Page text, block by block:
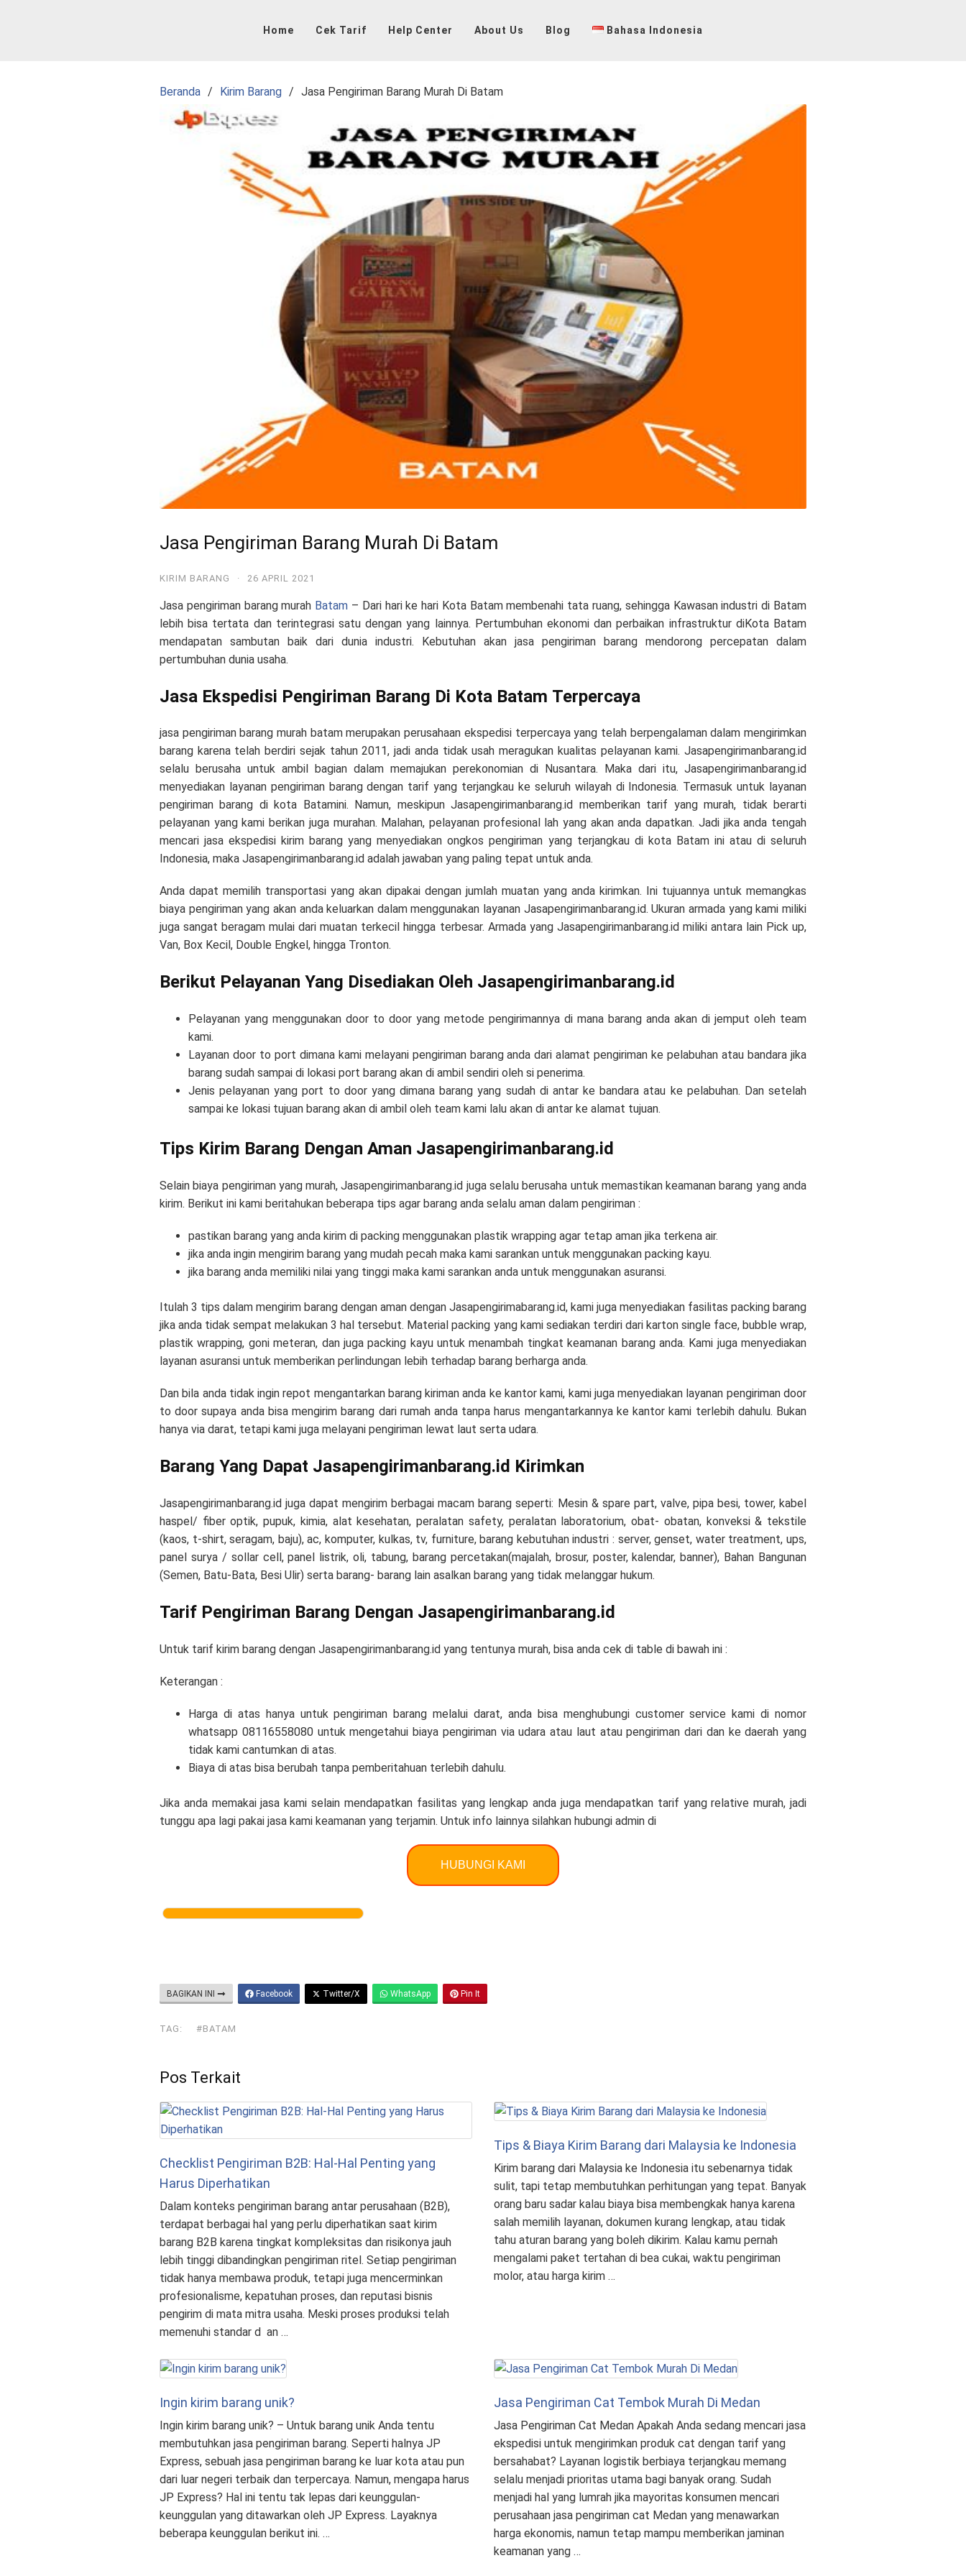
Home Cek Tarif Help Center About Us Blog Bahasa Indonesia
Beranda Kirim Barang Jasa Pengiriman Barang Murah Di Batam
Jasa Pengiriman Barang Murah Di Batam
KIRIM BARANG · 26 APRIL 2021
Jasa pengiriman barang murah Batam – Dari hari ke hari Kota Batam membenahi tata ruang, sehingga Kawasan industri di Batam
lebih bisa tertata dan terintegrasi satu dengan yang lainnya. Pertumbuhan ekonomi dan perbaikan infrastruktur diKota Batam
mendapatan sambutan baik dari dunia industri. Kebutuhan akan jasa pengiriman barang mendorong percepatan dalam
pertumbuhan dunia usaha.
Jasa Ekspedisi Pengiriman Barang Di Kota Batam Terpercaya
jasa pengiriman barang murah batam merupakan perusahaan ekspedisi terpercaya yang telah berpengalaman dalam mengirimkan
barang karena telah berdiri sejak tahun 2011, jadi anda tidak usah meragukan kualitas pelayanan kami. Jasapengirimanbarang.id
selalu berusaha untuk ambil bagian dalam memajukan perekonomian di Nusantara. Maka dari itu, Jasapengirimanbarang.id
menyediakan layanan pengiriman barang dengan tarif yang terjangkau ke seluruh wilayah di Indonesia. Termasuk untuk layanan
pengiriman barang di kota Batamini. Namun, meskipun Jasapengirimanbarang.id memberikan tarif yang murah, tidak berarti
pelayanan yang kami berikan juga murahan. Malahan, pelayanan profesional lah yang akan anda dapatkan. Jadi jika anda tengah
mencari jasa ekspedisi kirim barang yang menyediakan ongkos pengiriman yang terjangkau di kota Batam ini atau di seluruh
Indonesia, maka Jasapengirimanbarang.id adalah jawaban yang paling tepat untuk anda.
Anda dapat memilih transportasi yang akan dipakai dengan jumlah muatan yang anda kirimkan. Ini tujuannya untuk memangkas
biaya pengiriman yang akan anda keluarkan dalam menggunakan layanan Jasapengirimanbarang.id. Ukuran armada yang kami miliki
juga sangat beragam mulai dari muatan terkecil hingga terbesar. Armada yang Jasapengirimanbarang.id miliki antara lain Pick up,
Van, Box Kecil, Double Engkel, hingga Tronton.
Berikut Pelayanan Yang Disediakan Oleh Jasapengirimanbarang.id
Pelayanan yang menggunakan door to door yang metode pengirimannya di mana barang anda akan di jemput oleh team
kami.
Layanan door to port dimana kami melayani pengiriman barang anda dari alamat pengiriman ke pelabuhan atau bandara jika
barang sudah sampai di lokasi port barang akan di ambil sendiri oleh si penerima.
Jenis pelayanan yang port to door yang dimana barang yang sudah di antar ke bandara atau ke pelabuhan. Dan setelah
sampai ke lokasi tujuan barang akan di ambil oleh team kami lalu akan di antar ke alamat tujuan.
Tips Kirim Barang Dengan Aman Jasapengirimanbarang.id
Selain biaya pengiriman yang murah, Jasapengirimanbarang.id juga selalu berusaha untuk memastikan keamanan barang yang anda
kirim. Berikut ini kami beritahukan beberapa tips agar barang anda selalu aman dalam pengiriman :
pastikan barang yang anda kirim di packing menggunakan plastik wrapping agar tetap aman jika terkena air.
jika anda ingin mengirim barang yang mudah pecah maka kami sarankan untuk menggunakan packing kayu.
jika barang anda memiliki nilai yang tinggi maka kami sarankan anda untuk menggunakan asuransi.
Itulah 3 tips dalam mengirim barang dengan aman dengan Jasapengirimabarang.id, kami juga menyediakan fasilitas packing barang
jika anda tidak sempat melakukan 3 hal tersebut. Material packing yang kami sediakan terdiri dari karton single face, bubble wrap,
plastik wrapping, goni meteran, dan juga packing kayu untuk menambah tingkat keamanan barang anda. Kami juga menyediakan
layanan asuransi untuk memberikan perlindungan lebih terhadap barang berharga anda.
Dan bila anda tidak ingin repot mengantarkan barang kiriman anda ke kantor kami, kami juga menyediakan layanan pengiriman door
to door supaya anda bisa mengirim barang dari rumah anda tanpa harus mengantarkannya ke kantor kami terlebih dahulu. Bukan
hanya via darat, tetapi kami juga melayani pengiriman lewat laut serta udara.
Barang Yang Dapat Jasapengirimanbarang.id Kirimkan
Jasapengirimanbarang.id juga dapat mengirim berbagai macam barang seperti: Mesin & spare part, valve, pipa besi, tower, kabel
haspel/ fiber optik, pupuk, kimia, alat kesehatan, peralatan safety, peralatan laboratorium, obat- obatan, konveksi & tekstile
(kaos, t-shirt, seragam, baju), ac, komputer, kulkas, tv, furniture, barang kebutuhan industri : server, genset, water treatment, ups,
panel surya / sollar cell, panel listrik, oli, tabung, barang percetakan(majalah, brosur, poster, kalendar, banner), Bahan Bangunan
(Semen, Batu-Bata, Besi Ulir) serta barang- barang lain asalkan barang yang tidak melanggar hukum.
Tarif Pengiriman Barang Dengan Jasapengirimanbarang.id
Untuk tarif kirim barang dengan Jasapengirimanbarang.id yang tentunya murah, bisa anda cek di table di bawah ini :
Keterangan :
Harga di atas hanya untuk pengiriman barang melalui darat, anda bisa menghubungi customer service kami di nomor
whatsapp 08116558080 untuk mengetahui biaya pengiriman via udara atau laut atau pengiriman dari dan ke daerah yang
tidak kami cantumkan di atas.
Biaya di atas bisa berubah tanpa pemberitahuan terlebih dahulu.
Jika anda memakai jasa kami selain mendapatkan fasilitas yang lengkap anda juga mendapatkan tarif yang relative murah, jadi
tunggu apa lagi pakai jasa kami keamanan yang terjamin. Untuk info lainnya silahkan hubungi admin di
HUBUNGI KAMI
BAGIKAN INI Facebook Twitter/X WhatsApp Pin It
TAG: #BATAM
Pos Terkait
Checklist Pengiriman B2B: Hal-Hal Penting yang
Harus Diperhatikan
Dalam konteks pengiriman barang antar perusahaan (B2B),
terdapat berbagai hal yang perlu diperhatikan saat kirim
barang B2B karena tingkat kompleksitas dan risikonya jauh
lebih tinggi dibandingkan pengiriman ritel. Setiap pengiriman
tidak hanya membawa produk, tetapi juga mencerminkan
profesionalisme, kepatuhan proses, dan reputasi bisnis
pengirim di mata mitra usaha. Meski proses produksi telah
memenuhi standar d an …
Tips & Biaya Kirim Barang dari Malaysia ke Indonesia
Kirim barang dari Malaysia ke Indonesia itu sebenarnya tidak
sulit, tapi tetap membutuhkan perhitungan yang tepat. Banyak
orang baru sadar kalau biaya bisa membengkak hanya karena
salah memilih layanan, dokumen kurang lengkap, atau tidak
tahu aturan barang yang boleh dikirim. Kalau kamu pernah
mengalami paket tertahan di bea cukai, waktu pengiriman
molor, atau harga kirim …
Ingin kirim barang unik?
Ingin kirim barang unik? – Untuk barang unik Anda tentu
membutuhkan jasa pengiriman barang. Seperti halnya JP
Express, sebuah jasa pengiriman barang ke luar kota atau pun
dari luar negeri terbaik dan terpercaya. Namun, mengapa harus
JP Express? Hal ini tentu tak lepas dari keunggulan-
keunggulan yang ditawarkan oleh JP Express. Layaknya
beberapa keunggulan berikut ini. …
Jasa Pengiriman Cat Tembok Murah Di Medan
Jasa Pengiriman Cat Medan Apakah Anda sedang mencari jasa
ekspedisi untuk mengirimkan produk cat dengan tarif yang
bersahabat? Layanan logistik berbiaya terjangkau memang
selalu menjadi prioritas utama bagi banyak orang. Sudah
menjadi hal yang lumrah jika mayoritas konsumen mencari
perusahaan jasa pengiriman cat Medan yang menawarkan
harga ekonomis, namun tetap mampu memberikan jaminan
keamanan yang …